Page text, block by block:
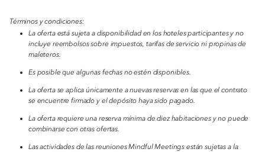
Términos y condiciones:
La oferta está sujeta a disponibilidad en los hoteles participantes y no
incluye reembolsos sobre impuestos, tarifas de servicio ni propinas de
maleteros.
Es posible que algunas fechas no estén disponibles.
La oferta se aplica únicamente a nuevas reservas en las que el contrato
se encuentre firmado y el depósito haya sido pagado.
La oferta requiere una reserva mínima de diez habitaciones y no puede
combinarse con otras ofertas.
Las actividades de las reuniones Mindful Meetings están sujetas a la